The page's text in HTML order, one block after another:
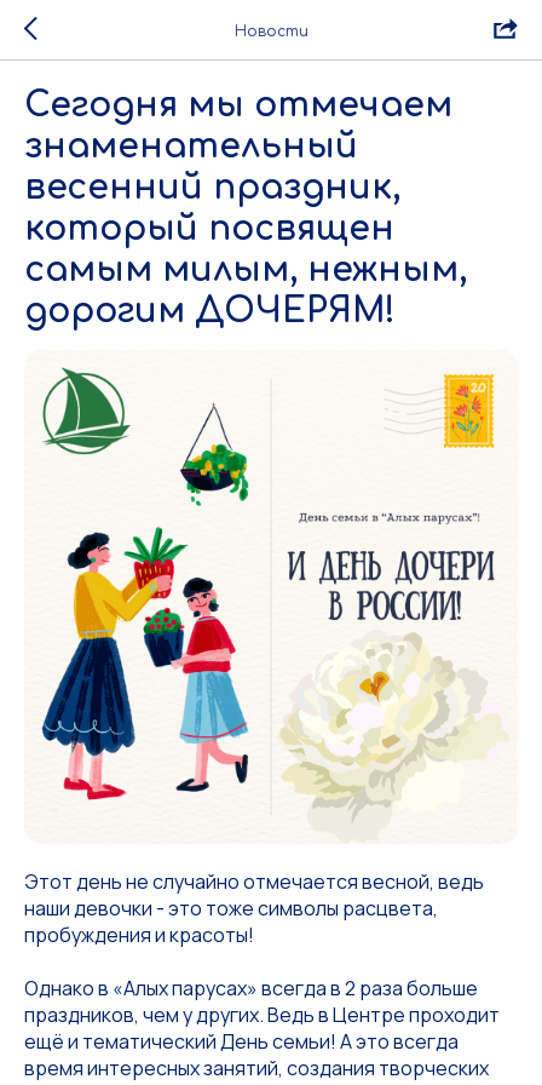
Новости
Сегодня мы отмечаем
знаменательный
весенний праздник,
который посвящен
самым милым, нежным,
дорогим ДОЧЕРЯМ!
Этот день не случайно отмечается весной, ведь
наши девочки - это тоже символы расцвета,
пробуждения и красоты!
Однако в «Алых парусах» всегда в 2 раза больше
праздников, чем у других. Ведь в Центре проходит
ещё и тематический День семьи! А это всегда
время интересных занятий, создания творческих